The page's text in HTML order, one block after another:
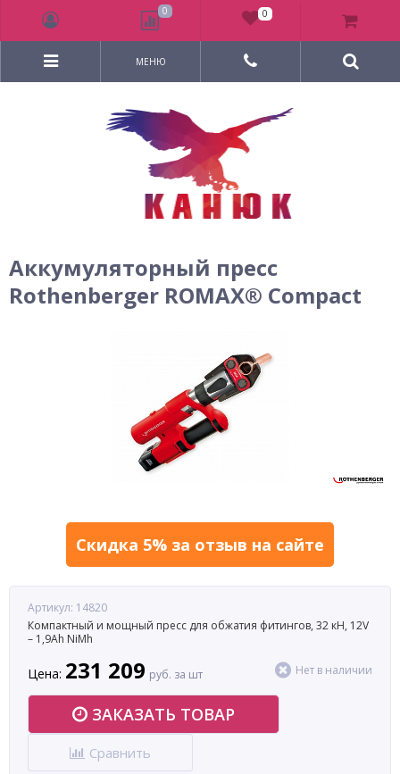
МЕНЮ
Аккумуляторный пресс
Rothenberger ROMAX® Compact
Скидка 5% за отзыв на сайте
Артикул: 14820
Компактный и мощный пресс для обжатия фитингов, 32 кН, 12V
– 1,9Ah NiMh
Цена: 231 209 руб. за шт Нет в наличии
ЗАКАЗАТЬ ТОВАР
Сравнить
0 0